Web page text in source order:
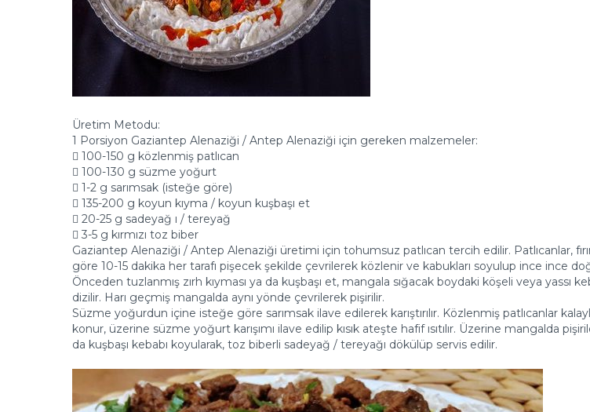
Üretim Metodu:
1 Porsiyon Gaziantep Alenaziği / Antep Alenaziği için gereken malzemeler:
 100-150 g közlenmiş patlıcan
 100-130 g süzme yoğurt
 1-2 g sarımsak (isteğe göre)
 135-200 g koyun kıyma / koyun kuşbaşı et
 20-25 g sadeyağ ı / tereyağ
 3-5 g kırmızı toz biber
Gaziantep Alenaziği / Antep Alenaziği üretimi için tohumsuz patlıcan tercih edilir. Patlıcanlar,
göre 10-15 dakika her tarafı pişecek şekilde çevrilerek közlenir ve kabukları soyulup ince ince
Önceden tuzlanmış zırh kıyması ya da kuşbaşı et, mangala sığacak boydaki köşeli veya yassı
dizilir. Harı geçmiş mangalda aynı yönde çevrilerek pişirilir.
Süzme yoğurdun içine isteğe göre sarımsak ilave edilerek karıştırılır. Közlenmiş patlıcanlar
konur, üzerine süzme yoğurt karışımı ilave edilip kısık ateşte hafif ısıtılır. Üzerine mangalda
da kuşbaşı kebabı koyularak, toz biberli sadeyağ / tereyağı dökülüp servis edilir.